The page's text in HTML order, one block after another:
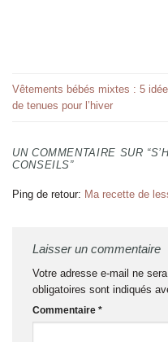
Vêtements bébés mixtes : 5
de tenues pour l’hiver
UN COMMENTAIRE SUR “
CONSEILS”
Ping de retour: Ma recette de
Laisser un commentaire
Votre adresse e-mail ne
obligatoires sont indiqués
Commentaire *